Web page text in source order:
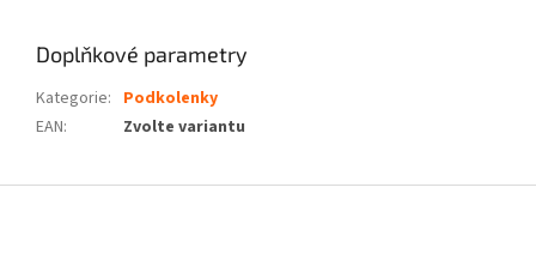
Doplňkové parametry
Kategorie: Podkolenky
EAN: Zvolte variantu